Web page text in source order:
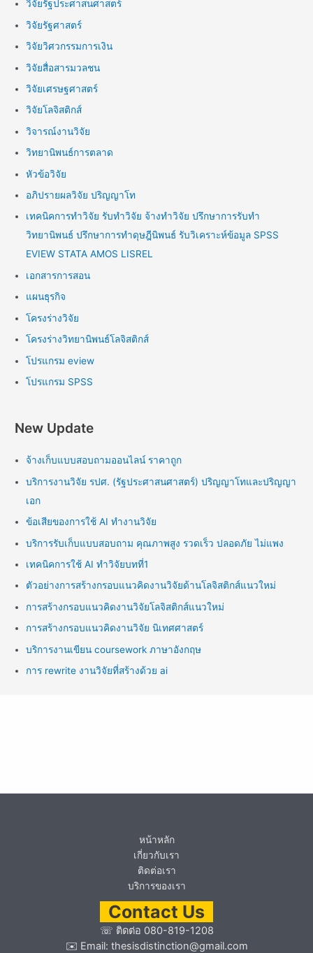
วิจัยรัฐประศาสนศาสตร์
วิจัยรัฐศาสตร์
วิจัยวิศวกรรมการเงิน
วิจัยสื่อสารมวลชน
วิจัยเศรษฐศาสตร์
วิจัยโลจิสติกส์
วิจารณ์งานวิจัย
วิทยานิพนธ์การตลาด
หัวข้อวิจัย
อภิปรายผลวิจัย ปริญญาโท
เทคนิคการทำวิจัย รับทำวิจัย จ้างทำวิจัย ปรึกษาการรับทำ
วิทยานิพนธ์ ปรึกษาการทำดุษฎีนิพนธ์ รับวิเคราะห์ข้อมูล SPSS
EVIEW STATA AMOS LISREL
เอกสารการสอน
แผนธุรกิจ
โครงร่างวิจัย
โครงร่างวิทยานิพนธ์โลจิสติกส์
โปรแกรม eview
โปรแกรม SPSS
New Update
จ้างเก็บแบบสอบถามออนไลน์ ราคาถูก
บริการงานวิจัย รปศ. (รัฐประศาสนศาสตร์) ปริญญาโทและปริญญา
เอก
ข้อเสียของการใช้ AI ทำงานวิจัย
บริการรับเก็บแบบสอบถาม คุณภาพสูง รวดเร็ว ปลอดภัย ไม่แพง
เทคนิคการใช้ AI ทำวิจัยบทที่1
ตัวอย่างการสร้างกรอบแนวคิดงานวิจัยด้านโลจิสติกส์แนวใหม่
การสร้างกรอบแนวคิดงานวิจัยโลจิสติกส์แนวใหม่
การสร้างกรอบแนวคิดงานวิจัย นิเทศศาสตร์
บริการงานเขียน coursework ภาษาอังกฤษ
การ rewrite งานวิจัยที่สร้างด้วย ai
หน้าหลัก
เกี่ยวกับเรา
ติดต่อเรา
บริการของเรา
Contact Us
☏ ติดต่อ 080-819-1208
✉️ Email: thesisdistinction@gmail.com